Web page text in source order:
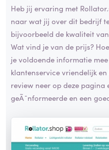
Heb jij ervaring met
naar wat jij over dit bedrijf
bijvoorbeeld de kwaliteit
Wat vind je van de prijs?
je voldoende informatie
klantenservice vriendelijk
review neer op deze pagina
geÃ¯nformeerde en een